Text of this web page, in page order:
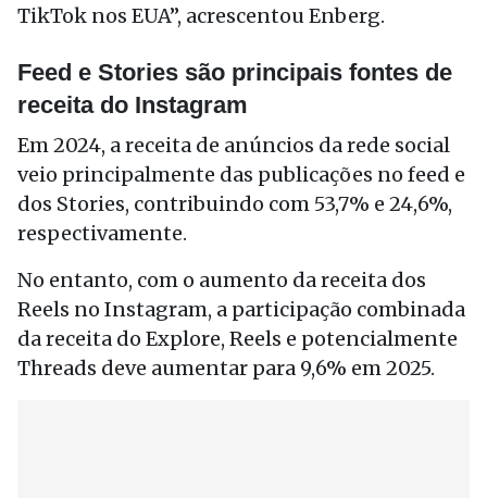
TikTok nos EUA”, acrescentou Enberg.
Feed e Stories são principais fontes de
receita do Instagram
Em 2024, a receita de anúncios da rede social
veio principalmente das publicações no feed e
dos Stories, contribuindo com 53,7% e 24,6%,
respectivamente.
No entanto, com o aumento da receita dos
Reels no Instagram, a participação combinada
da receita do Explore, Reels e potencialmente
Threads deve aumentar para 9,6% em 2025.